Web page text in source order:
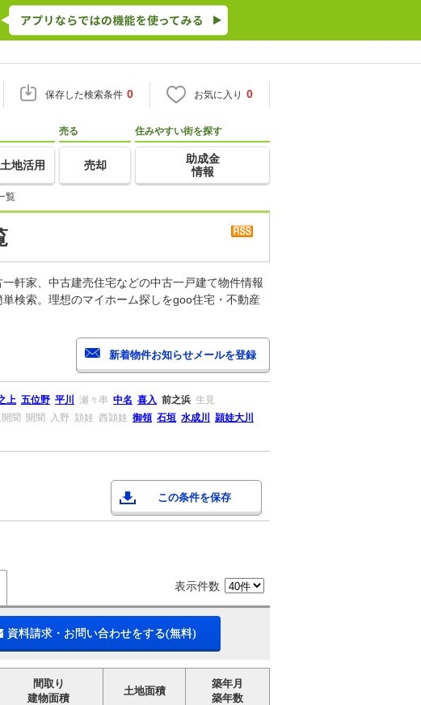
保存した検索条件 0 お気に入り 0
土地活用
売る
売却
住みやすい街を探す
助成金
情報
覧
軒家、中古建売住宅などの中古一戸建て物件情報
検索。理想のマイホーム探しをgoo住宅・不動産
上 五位野 平川 瀬々串 中名 喜入 前之浜 生見
聞 開聞 入野 頴娃 西頴娃 御領 石垣 水成川
頴娃大川
この条件を保存
表示件数
資料請求・お問い合わせをする(無料)
間取り
建物面積
土地面積
築年月
築年数